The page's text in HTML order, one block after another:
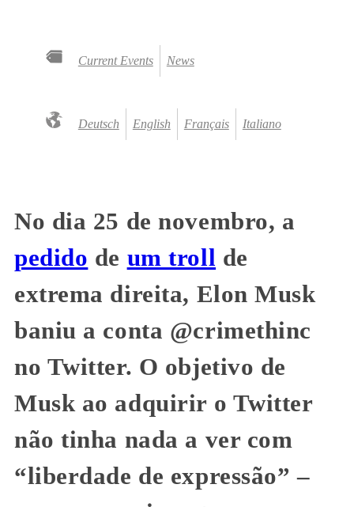
Current Events News
Deutsch English Français Italiano
No dia 25 de novembro, a
pedido de um troll de
extrema direita, Elon Musk
baniu a conta @crimethinc
no Twitter. O objetivo de
Musk ao adquirir o Twitter
não tinha nada a ver com
“liberdade de expressão” –